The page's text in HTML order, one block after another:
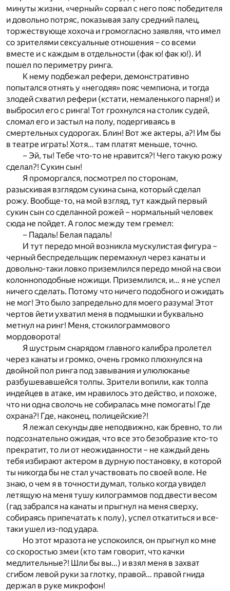
минуты жизни, «черный» сорвал с него пояс победителя
и довольно потряс, показывая залу средний палец,
торжествующе хохоча и громогласно заявляя, что имел
со зрителями сексуальные отношения – со всеми
вместе и с каждым в отдельности (фак ю! фак ю!). И
пошел по периметру ринга.
К нему подбежал рефери, демонстративно
попытался отнять у «негодяя» пояс чемпиона, и тогда
злодей схватил рефери (кстати, немаленького парня!) и
выбросил его с ринга! Тот грохнулся на столик судей,
сломал его и застыл на полу, подергиваясь в
смертельных судорогах. Блин! Вот же актеры, а?! Им бы
в театре играть! Хотя… там платят меньше, точно.
– Эй, ты! Тебе что-то не нравится?! Чего такую рожу
сделал?! Сукин сын!
Я проморгался, посмотрел по сторонам,
разыскивая взглядом сукина сына, который сделал
рожу. Вообще-то, на мой взгляд, тут каждый первый
сукин сын со сделанной рожей – нормальный человек
сюда не пойдет. А голос между тем гремел:
– Падаль! Белая падаль!
И тут передо мной возникла мускулистая фигура –
черный беспредельщик перемахнул через канаты и
довольно-таки ловко приземлился передо мной на свои
колонноподобные ножищи. Приземлился, и… я не успел
ничего сделать. Потому что ничего подобного и ожидать
не мог! Это было запредельно для моего разума! Этот
чертов йети ухватил меня в подмышки и буквально
метнул на ринг! Меня, стокилограммового
мордоворота!
Я шустрым снарядом главного калибра пролетел
через канаты и громко, очень громко плюхнулся на
двойной пол ринга под завывания и улюлюканье
разбушевавшейся толпы. Зрители вопили, как толпа
индейцев в атаке, им нравилось это действо, и похоже,
что ни одна сволочь не собиралась мне помогать! Где
охрана?! Где, наконец, полицейские?!
Я лежал секунды две неподвижно, как бревно, то ли
подсознательно ожидая, что все это безобразие кто-то
прекратит, то ли от неожиданности – не каждый день
тебя избирают актером в дурную постановку, в которой
ты никогда бы не стал участвовать по своей воле. Не
знаю, о чем я в точности думал, только когда увидел
летящую на меня тушу килограммов под двести весом
(гад забрался на канаты и прыгнул на меня сверху,
собираясь припечатать к полу), успел откатиться и все-
таки ушел из-под удара.
Но этот мразота не успокоился, он прыгнул ко мне
со скоростью змеи (кто там говорит, что качки
медлительные?! Шли бы вы…) и взял меня в захват
сгибом левой руки за глотку, правой… правой гнида
держал в руке микрофон!